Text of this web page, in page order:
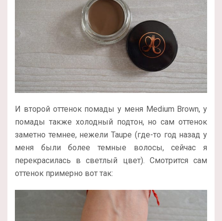
И второй оттенок помады у меня Medium Brown, у
помады также холодный подтон, но сам оттенок
заметно темнее, нежели Taupe (где-то год назад у
меня были более темные волосы, сейчас я
перекрасилась в светлый цвет). Смотрится сам
оттенок примерно вот так: